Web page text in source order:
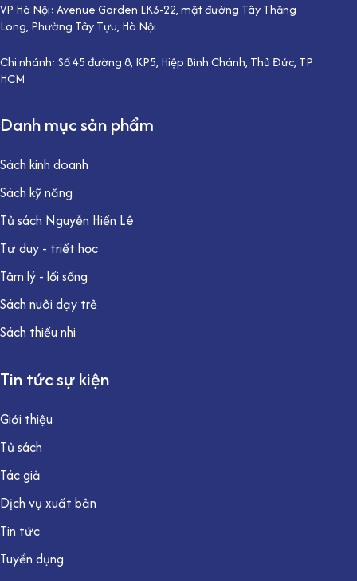
VP Hà Nội: Avenue Garden LK3-22, mặt đường Tây Thăng
Long, Phường Tây Tựu, Hà Nội.
Chi nhánh: Số 45 đường 8, KP5, Hiệp Bình Chánh, Thủ Đức, TP
HCM
Danh mục sản phẩm
Sách kinh doanh
Sách kỹ năng
Tủ sách Nguyễn Hiến Lê
Tư duy - triết học
Tâm lý - lối sống
Sách nuôi dạy trẻ
Sách thiếu nhi
Tin tức sự kiện
Giới thiệu
Tủ sách
Tác giả
Dịch vụ xuất bản
Tin tức
Tuyển dụng